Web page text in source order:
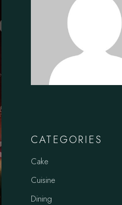
CATEGORIES
Cake
Cuisine
Dining